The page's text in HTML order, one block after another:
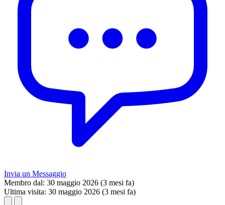
Invia un Messaggio
Membro dal: 30 maggio 2026 (3 mesi fa)
Ultima visita: 30 maggio 2026 (3 mesi fa)